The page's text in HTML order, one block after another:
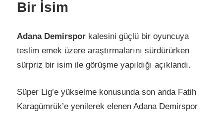
Bir İsim
Adana Demirspor kalesini güçlü bir oyuncuya
teslim emek üzere araştırmalarını sürdürürken
sürpriz bir isim ile görüşme yapıldığı açıklandı.
Süper Lig’e yükselme konusunda son anda Fatih
Karagümrük’e yenilerek elenen Adana Demirspor